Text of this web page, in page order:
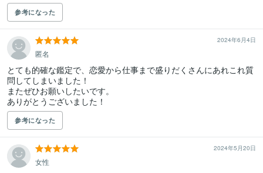
参考になった
2024年6月4日
匿名
とても的確な鑑定で、恋愛から仕事まで盛りだくさんにあれこれ質
問してしまいました！
またぜひお願いしたいです。
ありがとうございました！
参考になった
2024年5月20日
女性